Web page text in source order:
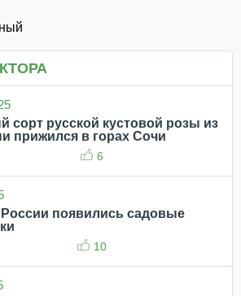
сорт русской кустовой розы из
прижился в горах Сочи
6
России появились садовые
10